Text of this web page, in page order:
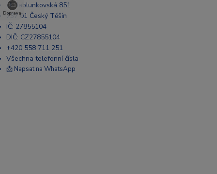
Doprava
Ul. Jablunkovská 851
737 01 Český Těšín
IČ: 27855104
DIČ: CZ27855104
+420 558 711 251
Všechna telefonní čísla
📩 Napsat na WhatsApp